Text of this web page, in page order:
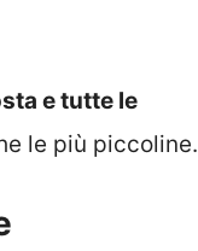
e tutte le
le più piccoline.